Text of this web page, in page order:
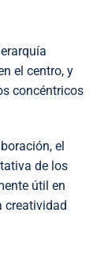
el centro, y
concéntricos
el
de los
útil en
creatividad